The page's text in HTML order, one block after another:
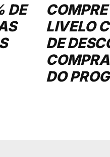
DE
LIVELO
DE
DO